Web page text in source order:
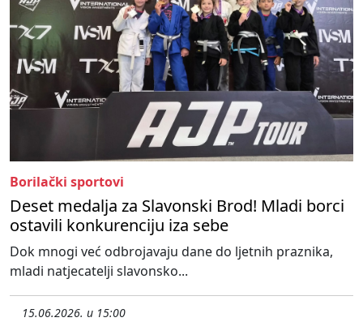
Borilački sportovi
Deset medalja za Slavonski Brod! Mladi borci
ostavili konkurenciju iza sebe
Dok mnogi već odbrojavaju dane do ljetnih praznika,
mladi natjecatelji slavonsko...
15.06.2026. u 15:00